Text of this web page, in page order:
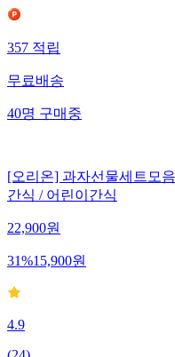
357적립
무료배송
40명구매중
[오리온] 과자선물세트모
간식 / 어린이간식
22,900원
31%15,900원
4.9